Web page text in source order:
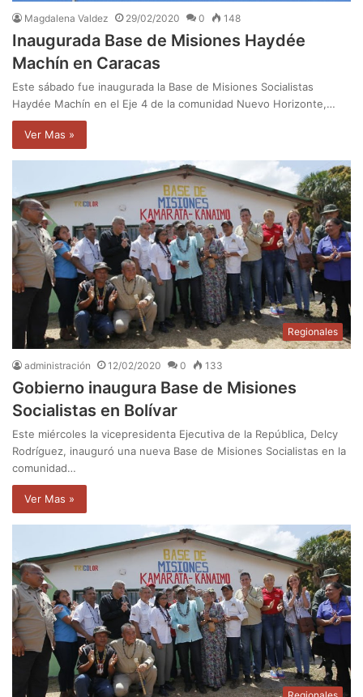
Magdalena Valdez 29/02/2020 0 148
Inaugurada Base de Misiones Haydée
Machín en Caracas
Este sábado fue inaugurada la Base de Misiones Socialistas
Haydée Machín en el Eje 4 de la comunidad Nuevo Horizonte,…
Ver Mas »
Regionales
administración 12/02/2020 0 133
Gobierno inaugura Base de Misiones
Socialistas en Bolívar
Este miércoles la vicepresidenta Ejecutiva de la República, Delcy
Rodríguez, inauguró una nueva Base de Misiones Socialistas en la
comunidad…
Ver Mas »